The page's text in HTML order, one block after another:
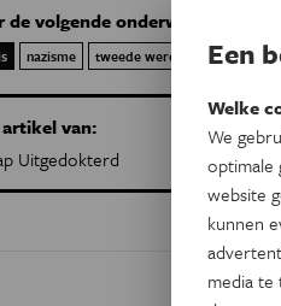
volgende onderwerpen:
nazisme tweede wereldoorlog
van:
Uitgedokterd
Een
Welke
We
optimale
website
kunnen
media